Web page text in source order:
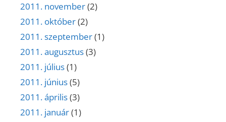
2011. november(2)
2011. október(2)
2011. szeptember(1)
2011. augusztus(3)
2011. július(1)
2011. június(5)
2011. április(3)
2011. január(1)